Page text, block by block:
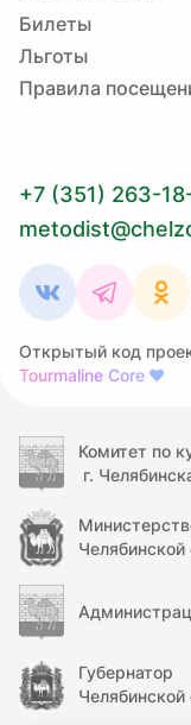
Билеты
Льготы
Правила
+7 (351) 263-
Открытый код
Tourmaline Core ❤
Комитет по
г.
Челябинской
Губернатор
Челябинской